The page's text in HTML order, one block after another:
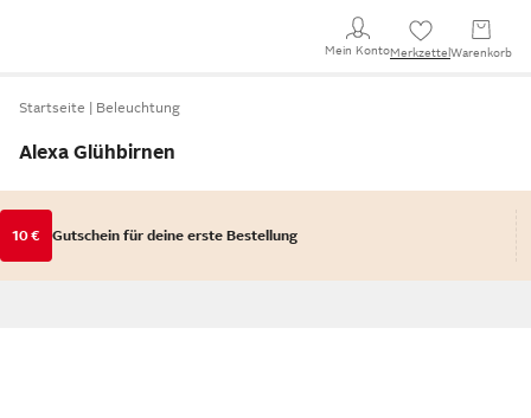
Mein KontoMerkzettel Warenkorb
Startseite Beleuchtung
Alexa Glühbirnen
10 € Gutschein für deine erste Bestellung